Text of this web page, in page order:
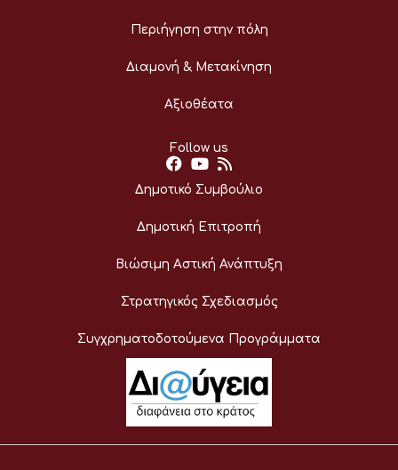
Περιήγηση στην πόλη
Διαμονή & Μετακίνηση
Αξιοθέατα
Follow us
Δημοτικό Συμβούλιο
Δημοτική Επιτροπή
Βιώσιμη Αστική Ανάπτυξη
Στρατηγικός Σχεδιασμός
Συγχρηματοδοτούμενα Προγράμματα